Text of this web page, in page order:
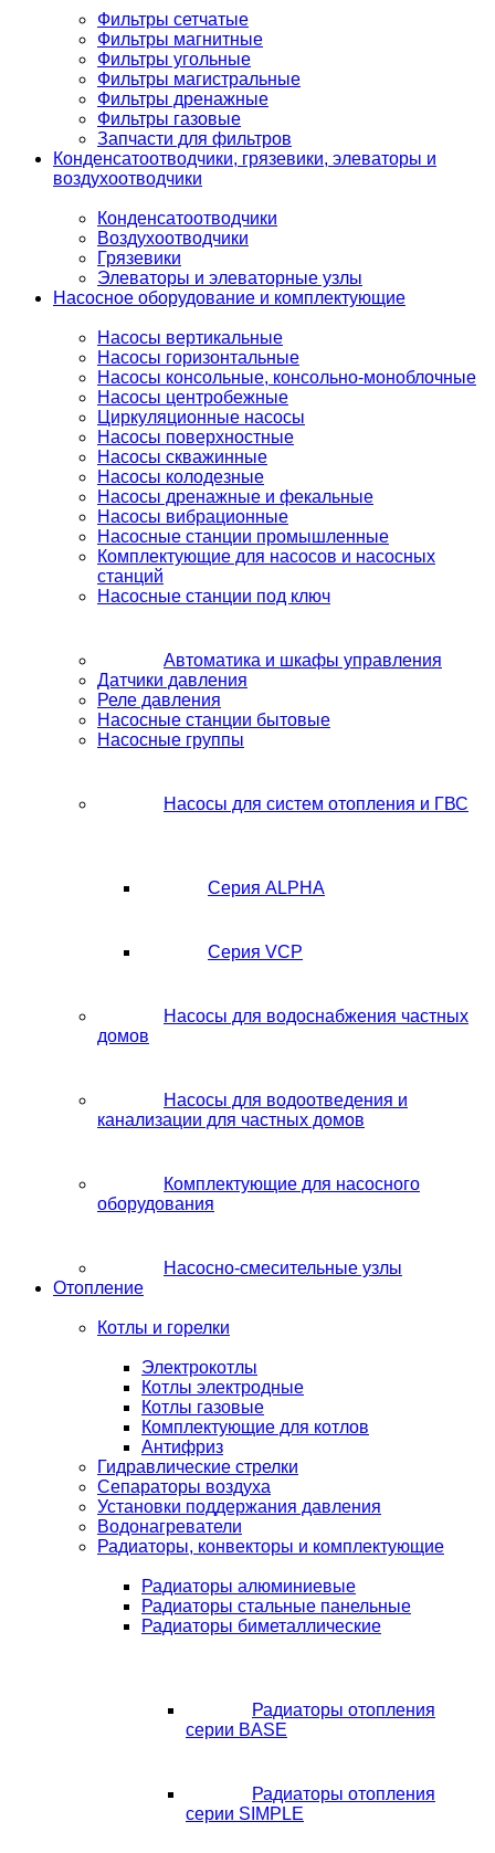
Фильтры сетчатые
Фильтры магнитные
Фильтры угольные
Фильтры магистральные
Фильтры дренажные
Фильтры газовые
Запчасти для фильтров
Конденсатоотводчики, грязевики, элеваторы и
воздухоотводчики
Конденсатоотводчики
Воздухоотводчики
Грязевики
Элеваторы и элеваторные узлы
Насосное оборудование и комплектующие
Насосы вертикальные
Насосы горизонтальные
Насосы консольные, консольно-моноблочные
Насосы центробежные
Циркуляционные насосы
Насосы поверхностные
Насосы скважинные
Насосы колодезные
Насосы дренажные и фекальные
Насосы вибрационные
Насосные станции промышленные
Комплектующие для насосов и насосных
станций
Насосные станции под ключ
Автоматика и шкафы управления
Датчики давления
Реле давления
Насосные станции бытовые
Насосные группы
Насосы для систем отопления и ГВС
Серия ALPHA
Серия VCP
Насосы для водоснабжения частных
домов
Насосы для водоотведения и
канализации для частных домов
Комплектующие для насосного
оборудования
Насосно-смесительные узлы
Отопление
Котлы и горелки
Электрокотлы
Котлы электродные
Котлы газовые
Комплектующие для котлов
Антифриз
Гидравлические стрелки
Сепараторы воздуха
Установки поддержания давления
Водонагреватели
Радиаторы, конвекторы и комплектующие
Радиаторы алюминиевые
Радиаторы стальные панельные
Радиаторы биметаллические
Радиаторы отопления
серии BASE
Радиаторы отопления
серии SIMPLE